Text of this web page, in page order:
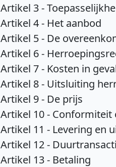
Artikel 3 -
Artikel 4 - Het aanbod
Artikel 5 - De
Artikel 6 -
Artikel 7 - Kosten in
Artikel 8 - Uitsluiting
Artikel 9 - De prijs
Artikel 10 - Conformiteit
Artikel 11 - Levering en
Artikel 12 -
Artikel 13 - Betaling